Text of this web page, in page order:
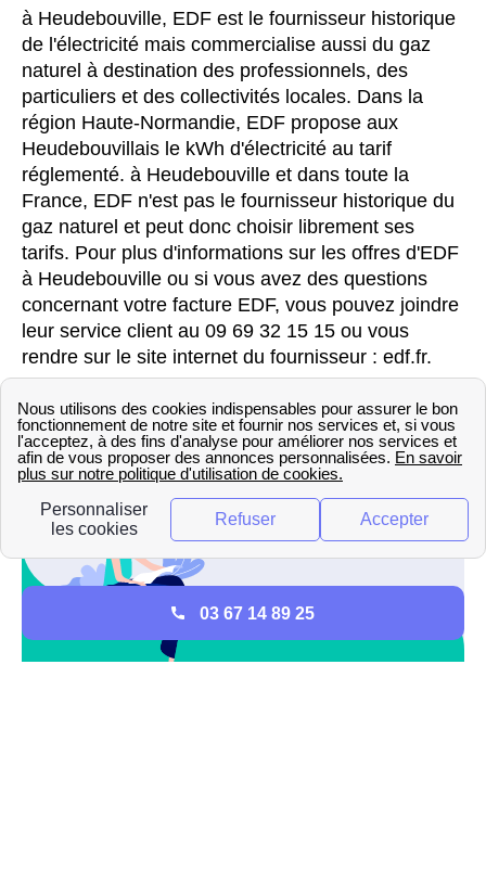
à Heudebouville, EDF est le fournisseur historique
de l'électricité mais commercialise aussi du gaz
naturel à destination des professionnels, des
particuliers et des collectivités locales. Dans la
région Haute-Normandie, EDF propose aux
Heudebouvillais le kWh d'électricité au tarif
réglementé. à Heudebouville et dans toute la
France, EDF n'est pas le fournisseur historique du
gaz naturel et peut donc choisir librement ses
tarifs. Pour plus d'informations sur les offres d'EDF
à Heudebouville ou si vous avez des questions
concernant votre facture EDF, vous pouvez joindre
leur service client au 09 69 32 15 15 ou vous
rendre sur le site internet du fournisseur : edf.fr.
Bon à savoir : il n'existe plus d'agence EDF en
France. Celles-ci sont définitivement fermées.
03 67 14 89 25